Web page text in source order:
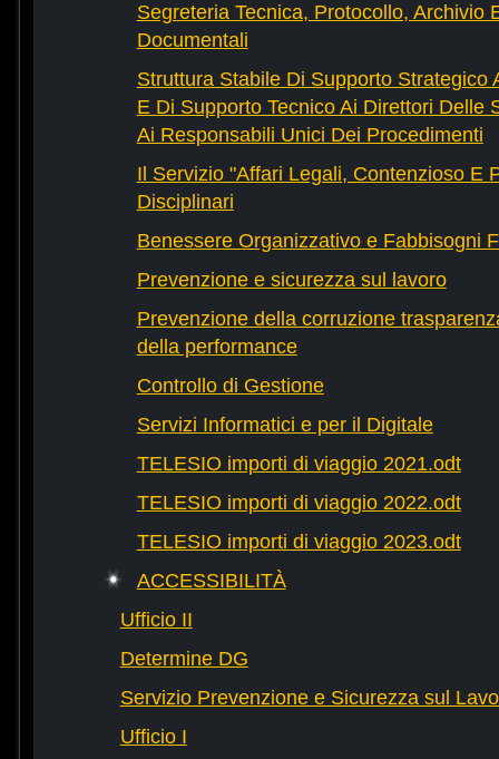
Segreteria Tecnica, Protocollo, Archivio
Documentali
Struttura Stabile Di Supporto Strategico
E Di Supporto Tecnico Ai Direttori Delle
Ai Responsabili Unici Dei Procedimenti
Il Servizio "Affari Legali, Contenzioso E
Disciplinari
Benessere Organizzativo e Fabbisogni
Prevenzione e sicurezza sul lavoro
Prevenzione della corruzione
della performance
Controllo di Gestione
Servizi Informatici e per il Digitale
TELESIO importi di viaggio 2021.odt
TELESIO importi di viaggio 2022.odt
TELESIO importi di viaggio 2023.odt
ACCESSIBILITÀ
Ufficio II
Determine DG
Servizio Prevenzione e Sicurezza sul
Ufficio I